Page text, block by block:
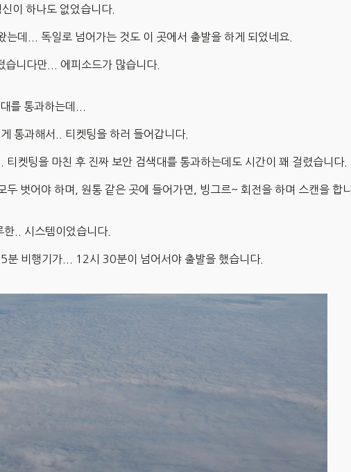
이 하나도 없었습니다.
데... 독일로 넘어가는 것도 이 곳에서 출발을 하게 되었네요.
습니다만... 에피소드가 많습니다.
를 통과하는데...
통과해서.. 티켓팅을 하러 들어갑니다.
켓팅을 마친 후 진짜 보안 검색대를 통과하는데도 시간이 꽤 걸렸습니다.
두 벗어야 하며, 원통 같은 곳에 들어가면, 빙그르~ 회전을 하며 스캔을 합니
.. 시스템이었습니다.
비행기가... 12시 30분이 넘어서야 출발을 했습니다.